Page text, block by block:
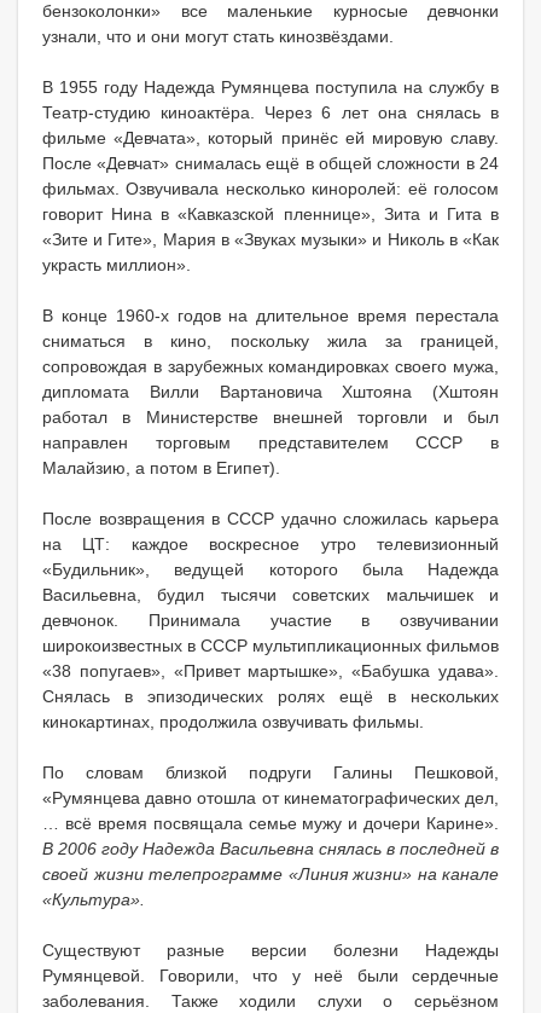
бензоколонки» все маленькие курносые девчонки
узнали, что и они могут стать кинозвёздами.
В 1955 году Надежда Румянцева поступила на службу в
Театр-студию киноактёра. Через 6 лет она снялась в
фильме «Девчата», который принёс ей мировую славу.
После «Девчат» снималась ещё в общей сложности в 24
фильмах. Озвучивала несколько киноролей: её голосом
говорит Нина в «Кавказской пленнице», Зита и Гита в
«Зите и Гите», Мария в «Звуках музыки» и Николь в «Как
украсть миллион».
В конце 1960-х годов на длительное время перестала
сниматься в кино, поскольку жила за границей,
сопровождая в зарубежных командировках своего мужа,
дипломата Вилли Вартановича Хштояна (Хштоян
работал в Министерстве внешней торговли и был
направлен торговым представителем СССР в
Малайзию, а потом в Египет).
После возвращения в СССР удачно сложилась карьера
на ЦТ: каждое воскресное утро телевизионный
«Будильник», ведущей которого была Надежда
Васильевна, будил тысячи советских мальчишек и
девчонок. Принимала участие в озвучивании
широкоизвестных в СССР мультипликационных фильмов
«38 попугаев», «Привет мартышке», «Бабушка удава».
Снялась в эпизодических ролях ещё в нескольких
кинокартинах, продолжила озвучивать фильмы.
По словам близкой подруги Галины Пешковой,
«Румянцева давно отошла от кинематографических дел,
… всё время посвящала семье мужу и дочери Карине».
В 2006 году Надежда Васильевна снялась в последней в
своей жизни телепрограмме «Линия жизни» на канале
«Культура».
Существуют разные версии болезни Надежды
Румянцевой. Говорили, что у неё были сердечные
заболевания. Также ходили слухи о серьёзном